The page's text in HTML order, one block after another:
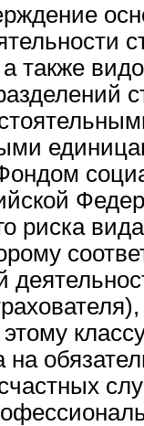
также
риска
на